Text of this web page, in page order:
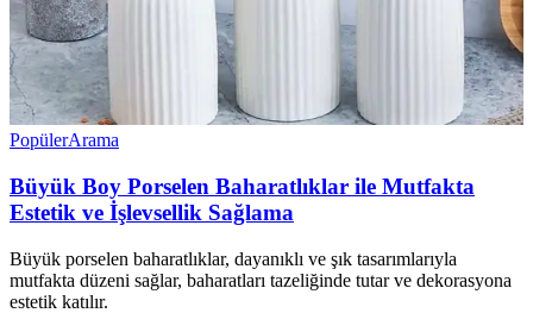
PopülerArama
Büyük Boy Porselen Baharatlıklar ile Mutfakta
Estetik ve İşlevsellik Sağlama
Büyük porselen baharatlıklar, dayanıklı ve şık tasarımlarıyla
mutfakta düzeni sağlar, baharatları tazeliğinde tutar ve dekorasyona
estetik katılır.